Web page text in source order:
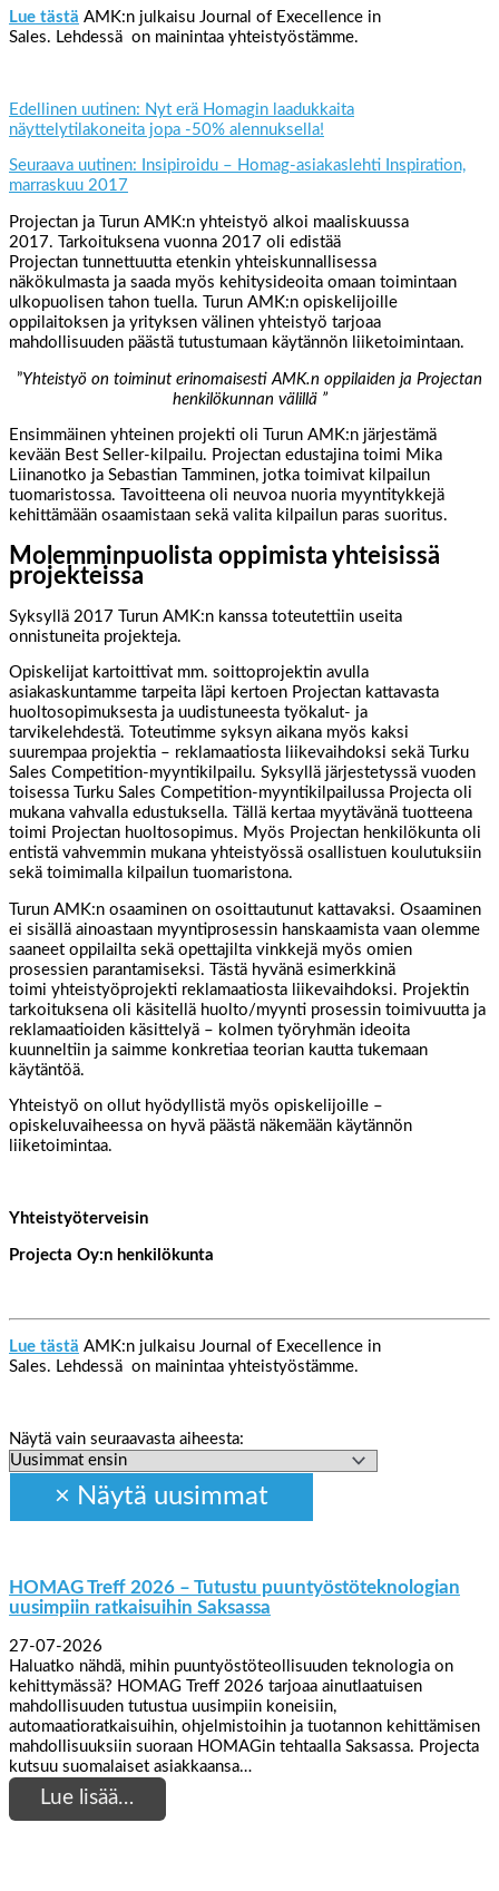
Lue tästä AMK:n julkaisu Journal of Execellence in
Sales. Lehdessä on mainintaa yhteistyöstämme.
Edellinen uutinen: Nyt erä Homagin laadukkaita
näyttelytilakoneita jopa -50% alennuksella!
Seuraava uutinen: Insipiroidu – Homag-asiakaslehti Inspiration,
marraskuu 2017
Projectan ja Turun AMK:n yhteistyö alkoi maaliskuussa
2017. Tarkoituksena vuonna 2017 oli edistää
Projectan tunnettuutta etenkin yhteiskunnallisessa
näkökulmasta ja saada myös kehitysideoita omaan toimintaan
ulkopuolisen tahon tuella. Turun AMK:n opiskelijoille
oppilaitoksen ja yrityksen välinen yhteistyö tarjoaa
mahdollisuuden päästä tutustumaan käytännön liiketoimintaan.
”Yhteistyö on toiminut erinomaisesti AMK.n oppilaiden ja Projectan
henkilökunnan välillä ”
Ensimmäinen yhteinen projekti oli Turun AMK:n järjestämä
kevään Best Seller-kilpailu. Projectan edustajina toimi Mika
Liinanotko ja Sebastian Tamminen, jotka toimivat kilpailun
tuomaristossa. Tavoitteena oli neuvoa nuoria myyntitykkejä
kehittämään osaamistaan sekä valita kilpailun paras suoritus.
Molemminpuolista oppimista yhteisissä
projekteissa
Syksyllä 2017 Turun AMK:n kanssa toteutettiin useita
onnistuneita projekteja.
Opiskelijat kartoittivat mm. soittoprojektin avulla
asiakaskuntamme tarpeita läpi kertoen Projectan kattavasta
huoltosopimuksesta ja uudistuneesta työkalut- ja
tarvikelehdestä. Toteutimme syksyn aikana myös kaksi
suurempaa projektia – reklamaatiosta liikevaihdoksi sekä Turku
Sales Competition-myyntikilpailu. Syksyllä järjestetyssä vuoden
toisessa Turku Sales Competition-myyntikilpailussa Projecta oli
mukana vahvalla edustuksella. Tällä kertaa myytävänä tuotteena
toimi Projectan huoltosopimus. Myös Projectan henkilökunta oli
entistä vahvemmin mukana yhteistyössä osallistuen koulutuksiin
sekä toimimalla kilpailun tuomaristona.
Turun AMK:n osaaminen on osoittautunut kattavaksi. Osaaminen
ei sisällä ainoastaan myyntiprosessin hanskaamista vaan olemme
saaneet oppilailta sekä opettajilta vinkkejä myös omien
prosessien parantamiseksi. Tästä hyvänä esimerkkinä
toimi yhteistyöprojekti reklamaatiosta liikevaihdoksi. Projektin
tarkoituksena oli käsitellä huolto/myynti prosessin toimivuutta ja
reklamaatioiden käsittelyä – kolmen työryhmän ideoita
kuunneltiin ja saimme konkretiaa teorian kautta tukemaan
käytäntöä.
Yhteistyö on ollut hyödyllistä myös opiskelijoille –
opiskeluvaiheessa on hyvä päästä näkemään käytännön
liiketoimintaa.
Yhteistyöterveisin
Projecta Oy:n henkilökunta
Lue tästä AMK:n julkaisu Journal of Execellence in
Sales. Lehdessä on mainintaa yhteistyöstämme.
Näytä vain seuraavasta aiheesta:
HOMAG Treff 2026 – Tutustu puuntyöstöteknologian
uusimpiin ratkaisuihin Saksassa
27-07-2026
Haluatko nähdä, mihin puuntyöstöteollisuuden teknologia on
kehittymässä? HOMAG Treff 2026 tarjoaa ainutlaatuisen
mahdollisuuden tutustua uusimpiin koneisiin,
automaatioratkaisuihin, ohjelmistoihin ja tuotannon kehittämisen
mahdollisuuksiin suoraan HOMAGin tehtaalla Saksassa. Projecta
kutsuu suomalaiset asiakkaansa…
Lue lisää…